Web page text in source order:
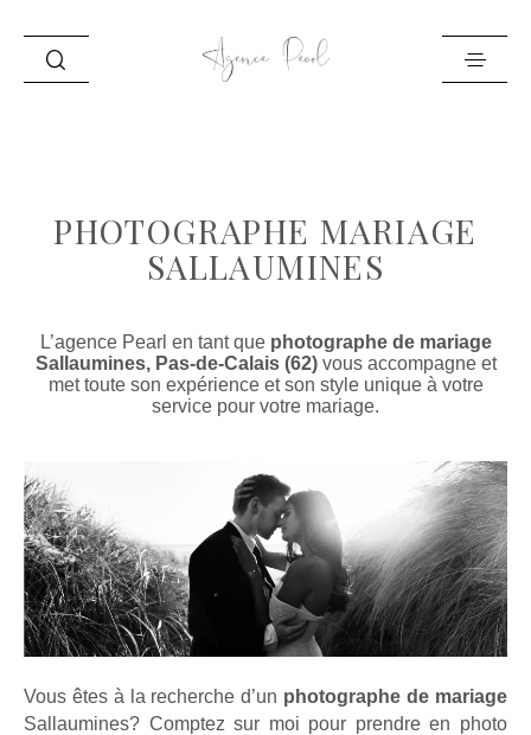
PORTFOLIO
PHOTOGRAPHE MARIAGE
SALLAUMINES
L’agence Pearl en tant que photographe de mariage
Sallaumines, Pas-de-Calais (62)vous accompagne et
met toute son expérience et son style unique à votre
service pour votre mariage.
Vous êtes à la recherche d’un photographe de mariage
Sallaumines? Comptez sur moi pour prendre en photo